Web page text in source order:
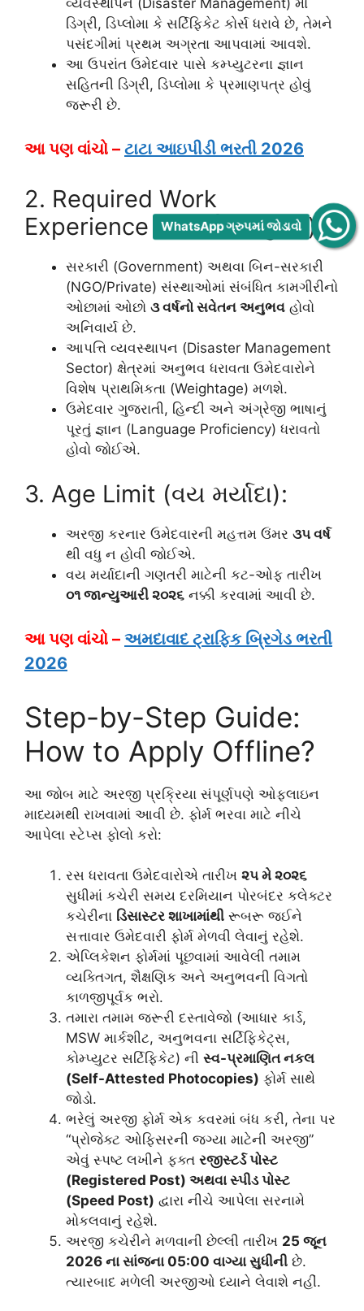
વ્યવસ્થાપન (Disaster Management) માં
ડિગ્રી, ડિપ્લોમા કે સર્ટિફિકેટ કોર્સ ધરાવે છે, તેમને
પસંદગીમાં પ્રથમ અગ્રતા આપવામાં આવશે.
આ ઉપરાંત ઉમેદવાર પાસે કમ્પ્યુટરના જ્ઞાન
સહિતની ડિગ્રી, ડિપ્લોમા કે પ્રમાણપત્ર હોવું
જરૂરી છે.
આ પણ વાંચો – ટાટા આઇપીડી ભરતી 2026
2. Required Work
Experience (જરૂરી અનુભવ):
સરકારી (Government) અથવા બિન-સરકારી
(NGO/Private) સંસ્થાઓમાં સંબંધિત કામગીરીનો
ઓછામાં ઓછો ૩ વર્ષનો સવેતન અનુભવ હોવો
અનિવાર્ય છે.
આપત્તિ વ્યવસ્થાપન (Disaster Management
Sector) ક્ષેત્રમાં અનુભવ ધરાવતા ઉમેદવારોને
વિશેષ પ્રાથમિકતા (Weightage) મળશે.
ઉમેદવાર ગુજરાતી, હિન્દી અને અંગ્રેજી ભાષાનું
પૂરતું જ્ઞાન (Language Proficiency) ધરાવતો
હોવો જોઈએ.
3. Age Limit (વય મર્યાદા):
અરજી કરનાર ઉમેદવારની મહત્તમ ઉંમર ૩૫ વર્ષ
થી વધુ ન હોવી જોઈએ.
વય મર્યાદાની ગણતરી માટેની કટ-ઓફ તારીખ
૦૧ જાન્યુઆરી ૨૦૨૬ નક્કી કરવામાં આવી છે.
આ પણ વાંચો – અમદાવાદ ટ્રાફિક બ્રિગેડ ભરતી
2026
Step-by-Step Guide:
How to Apply Offline?
આ જોબ માટે અરજી પ્રક્રિયા સંપૂર્ણપણે ઓફલાઇન
માધ્યમથી રાખવામાં આવી છે. ફોર્મ ભરવા માટે નીચે
આપેલા સ્ટેપ્સ ફોલો કરો:
રસ ધરાવતા ઉમેદવારોએ તારીખ ૨૫ મે ૨૦૨૬
સુધીમાં કચેરી સમય દરમિયાન પોરબંદર કલેક્ટર
કચેરીના ડિસાસ્ટર શાખામાંથી રૂબરૂ જઈને
સત્તાવાર ઉમેદવારી ફોર્મ મેળવી લેવાનું રહેશે.
એપ્લિકેશન ફોર્મમાં પૂછવામાં આવેલી તમામ
વ્યક્તિગત, શૈક્ષણિક અને અનુભવની વિગતો
કાળજીપૂર્વક ભરો.
તમારા તમામ જરૂરી દસ્તાવેજો (આધાર કાર્ડ,
MSW માર્કશીટ, અનુભવના સર્ટિફિકેટ્સ,
કોમ્પ્યુટર સર્ટિફિકેટ) ની સ્વ-પ્રમાણિત નકલ
(Self-Attested Photocopies) ફોર્મ સાથે
જોડો.
ભરેલું અરજી ફોર્મ એક કવરમાં બંધ કરી, તેના પર
“પ્રોજેક્ટ ઓફિસરની જગ્યા માટેની અરજી”
એવું સ્પષ્ટ લખીને ફક્ત રજીસ્ટર્ડ પોસ્ટ
(Registered Post) અથવા સ્પીડ પોસ્ટ
(Speed Post) દ્વારા નીચે આપેલા સરનામે
મોકલવાનું રહેશે.
અરજી કચેરીને મળવાની છેલ્લી તારીખ 25 જૂન
2026 ના સાંજના 05:00 વાગ્યા સુધીની છે.
ત્યારબાદ મળેલી અરજીઓ ધ્યાને લેવાશે નહીં.
WhatsApp ગ્રુપમાં જોડાવો